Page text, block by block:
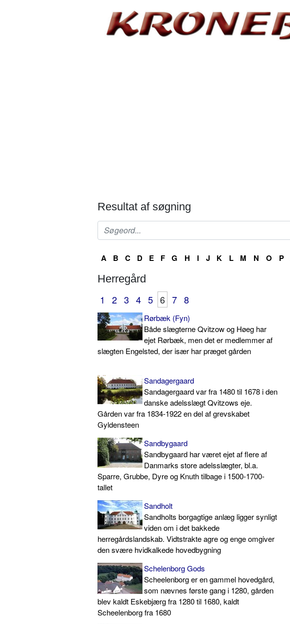
Resultat af søgning
A B C D E F G H I J K L M N O P
Herregård
1 2 3 4 5 6 7 8
Rørbæk (Fyn)
Både slægterne Qvitzow og Høeg har
ejet Rørbæk, men det er medlemmer af
slægten Engelsted, der især har præget gården
Sandagergaard
Sandagergaard var fra 1480 til 1678 i den
danske adelsslægt Qvitzows eje.
Gården var fra 1834-1922 en del af grevskabet
Gyldensteen
Sandbygaard
Sandbygaard har været ejet af flere af
Danmarks store adelsslægter, bl.a.
Sparre, Grubbe, Dyre og Knuth tilbage i 1500-1700-
tallet
Sandholt
Sandholts borgagtige anlæg ligger synligt
viden om i det bakkede
herregårdslandskab. Vidtstrakte agre og enge omgiver
den svære hvidkalkede hovedbygning
Schelenborg Gods
Scheelenborg er en gammel hovedgård,
som nævnes første gang i 1280, gården
blev kaldt Eskebjærg fra 1280 til 1680, kaldt
Scheelenborg fra 1680